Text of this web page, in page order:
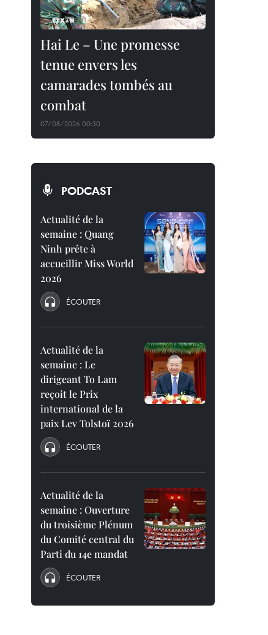
Hai Le – Une promesse
tenue envers les
camarades tombés au
combat
07/08/2026 00:30
PODCAST
Actualité de la
semaine : Quang
Ninh prête à
accueillir Miss World
2026
ÉCOUTER
Actualité de la
semaine : Le
dirigeant To Lam
reçoit le Prix
international de la
paix Lev Tolstoï 2026
ÉCOUTER
Actualité de la
semaine : Ouverture
du troisième Plénum
du Comité central du
Parti du 14e mandat
ÉCOUTER